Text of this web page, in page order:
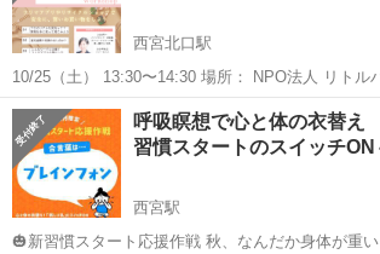
西宮北口駅
10/25（土） 13:30〜14:30 場所： NPO法人 リトルハウス
ス鑑定士が教える！ 中古ジュエリーの選び方』 参加費1,500円 フリマ
アプリやリユースショップで 安全に賢く...
兵庫 西宮市 西宮北口駅 ワークショップ
呼吸瞑想で心と体の衣替
習慣スタートのスイッチON
西宮駅
🎃新習慣スタート応援作戦 秋、なんだか身体が重い・・・気持ちがス